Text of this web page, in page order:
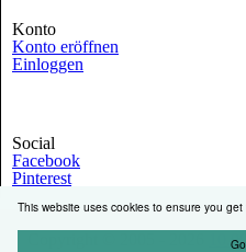
This website uses cookies to ensure you
Konto
Konto eröffnen
Einloggen
Social
Facebook
Pinterest